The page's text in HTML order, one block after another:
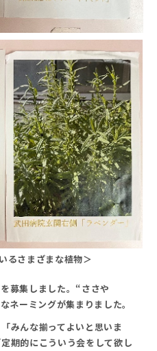
るさまざまな植物＞
募集しました。“ささや
ネーミングが集まりました。
みんな揃ってよいと思いま
期的にこういう会をして欲し